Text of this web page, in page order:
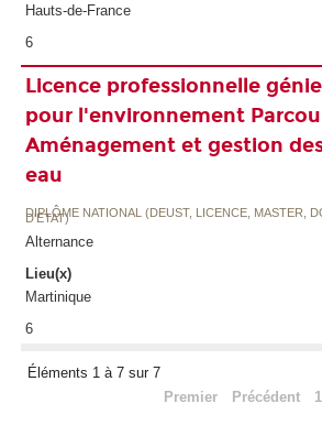
Hauts-de-France
6
Licence professionnelle
pour l'environnement
Aménagement et gestion
eau
DIPLÔME NATIONAL (DEUST, LICENCE, MASTER,
D'ETAT)
Alternance
Lieu(x)
Martinique
6
Éléments 1 à 7 sur 7
Premier
Précédent 1